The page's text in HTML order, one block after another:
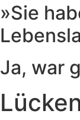
»Sie
Ja, war